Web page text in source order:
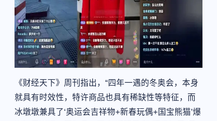
《财经天下》周刊指出，“四年一遇的冬奥会，本身
就具有时效性，特许商品也具有稀缺性等特征，而
冰墩墩兼具了‘奥运会吉祥物+新春玩偶+国宝熊猫’爆